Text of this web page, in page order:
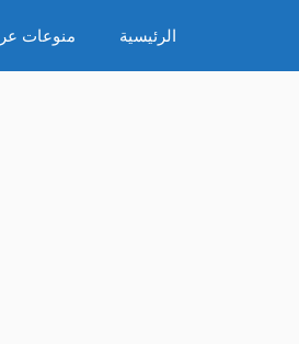
المحتوى
الرئيسية منوعات